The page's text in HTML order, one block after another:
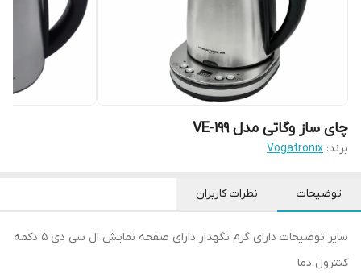
چای ساز وگاتی مدل VE-199
برند: Vogatronix
توضیحات نظرات کاربران
سایر توضیحات دارای گرم نگهدار دارای صفحه نمایش ال سی دی 5 دکمه
کنترول دما